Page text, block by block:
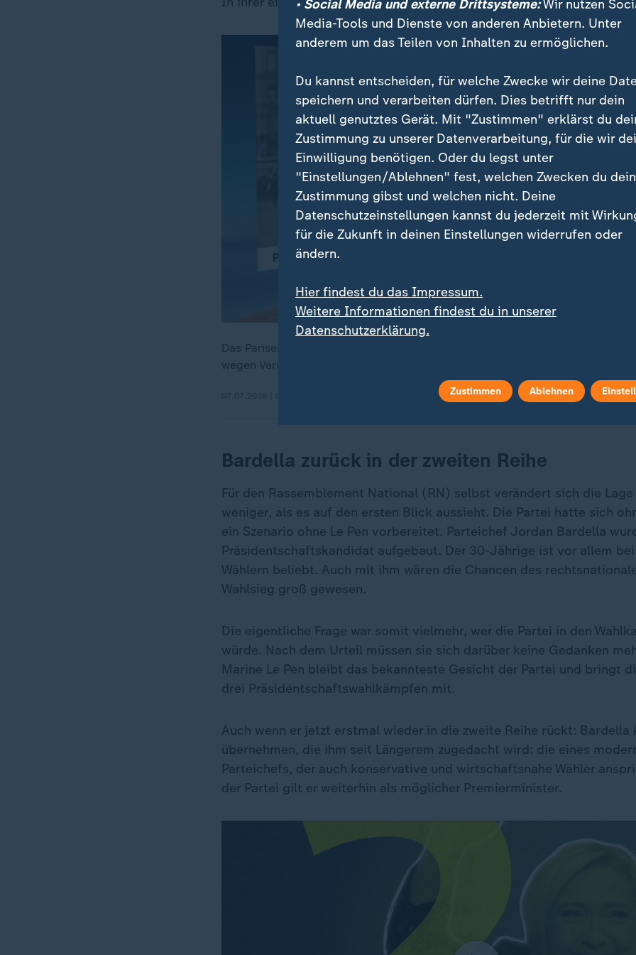
Das Pariser Berufungsgericht hat das Strafmaß gegen die Rechtspopulistin
wegen Veruntreuung von EU-Geldern reduziert. ZDF-Korrespondentin Anne
Bardella zurück in der zweiten Reihe
Für den Rassemblement National (RN) selbst verändert sich die
weniger, als es auf den ersten Blick aussieht. Die Partei hatte sich
ein Szenario ohne Le Pen vorbereitet. Parteichef Jordan Bardella
Präsidentschaftskandidat aufgebaut. Der 30-Jährige ist vor allem
Wählern beliebt. Auch mit ihm wären die Chancen des
Wahlsieg groß gewesen.
Die eigentliche Frage war somit vielmehr, wer die Partei in den
würde. Nach dem Urteil müssen sie sich darüber keine Gedanken
Marine Le Pen bleibt das bekannteste Gesicht der Partei und bringt
drei Präsidentschaftswahlkämpfen mit.
Auch wenn er jetzt erstmal wieder in die zweite Reihe rückt: Bardella
übernehmen, die ihm seit Längerem zugedacht wird: die eines
Parteichefs, der auch konservative und wirtschaftsnahe Wähler
der Partei gilt er weiterhin als möglicher Premierminister.
• Social Media und externe Drittsysteme:Wir nutzen
Media-Tools und Dienste von anderen Anbietern. Unter
anderem um das Teilen von Inhalten zu ermöglichen.
Du kannst entscheiden, für welche Zwecke wir deine
speichern und verarbeiten dürfen. Dies betrifft nur dein
aktuell genutztes Gerät. Mit "Zustimmen" erklärst du
Zustimmung zu unserer Datenverarbeitung, für die wir
Einwilligung benötigen. Oder du legst unter
"Einstellungen/Ablehnen" fest, welchen Zwecken du
Zustimmung gibst und welchen nicht. Deine
Datenschutzeinstellungen kannst du jederzeit mit
für die Zukunft in deinen Einstellungen widerrufen oder
ändern.
Hier findest du das Impressum.
Weitere Informationen findest du in unserer
Datenschutzerklärung.
Zustimmen Ablehnen